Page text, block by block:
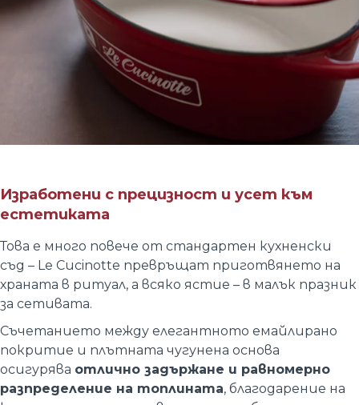
Изработени с прецизност и усет към
естетиката
Това е много повече от стандартен кухненски
съд – Le Cucinotte превръщат приготвянето на
храната в ритуал, а всяко ястие – в малък празник
за сетивата.
Съчетанието между елегантното емайлирано
покритие и плътната чугунена основа
осигурява отлично задържане и равномерно
разпределение на топлината, благодарение на